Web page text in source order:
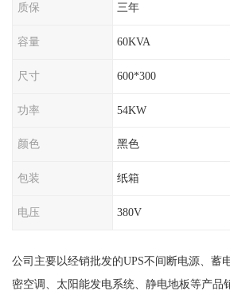
质保 三年
容量 60KVA
尺寸 600*300
功率 54KW
颜色 黑色
包装 纸箱
电压 380V
公司主要以经销批发的UPS不间断电源、蓄
密空调、太阳能发电系统、静电地板等产品